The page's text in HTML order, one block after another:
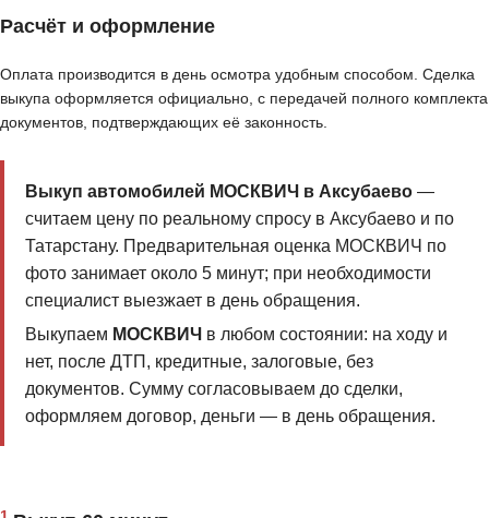
Расчёт и оформление
Оплата производится в день осмотра удобным способом. Сделка
выкупа оформляется официально, с передачей полного комплекта
документов, подтверждающих её законность.
Выкуп автомобилей МОСКВИЧ в Аксубаево—
считаем цену по реальному спросу в Аксубаево и по
Татарстану. Предварительная оценка МОСКВИЧ по
фото занимает около 5 минут; при необходимости
специалист выезжает в день обращения.
Выкупаем МОСКВИЧ в любом состоянии: на ходу и
нет, после ДТП, кредитные, залоговые, без
документов. Сумму согласовываем до сделки,
оформляем договор, деньги — в день обращения.